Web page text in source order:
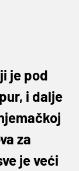
je pod
i dalje
za
je veći